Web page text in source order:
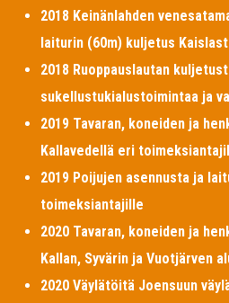
2018 Keinänlahden
laiturin (60m) kuljetus
2018 Ruoppauslautan
sukellustukialustoimintaa ja
2019 Tavaran, koneiden ja
Kallavedellä eri
2019 Poijujen asennusta ja
toimeksiantajille
2020 Tavaran, koneiden ja
Kallan, Syvärin ja Vuotjärven
2020 Väylätöitä Joensuun